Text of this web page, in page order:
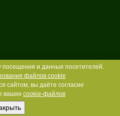
посещения и данные посетителей.
файлов cookie
сайтом, вы даёте согласие
ваших cookie-файлов